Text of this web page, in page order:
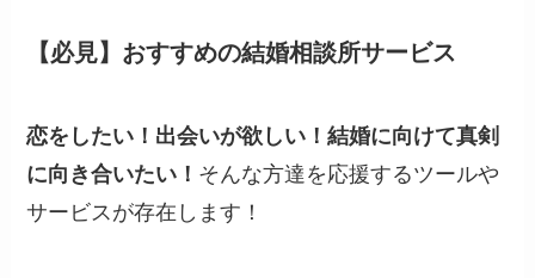
【必見】おすすめの結婚相談所サービス
恋をしたい！出会いが欲しい！結婚に向けて真剣
に向き合いたい！ そんな方達を応援するツールや
サービスが存在します！